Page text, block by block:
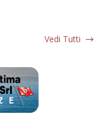
Vedi Tutti